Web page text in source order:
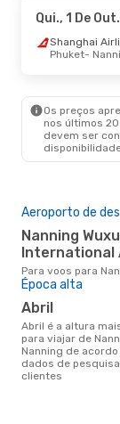
Qui., 1 De Out.
Shanghai
Phuket-
Os preços
nos últimos
devem ser
Aeroporto de
Nanning Wuxu
International
Para voos para
Época alta
abril
abril é a altura mais concorrida
para viajar de
Nanning de
dados de
clientes